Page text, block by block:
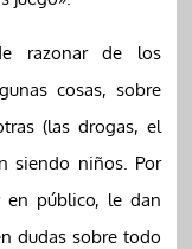
razonar de los
cosas, sobre
(las drogas, el
siendo niños. Por
en público, le dan
dudas sobre todo